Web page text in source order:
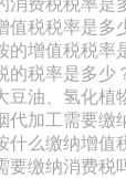
消费税税率是
值税税率是多
的增值税税率
的税率是多少
豆油、氢化植
代加工需要缴
什么缴纳增值
要缴纳消费税